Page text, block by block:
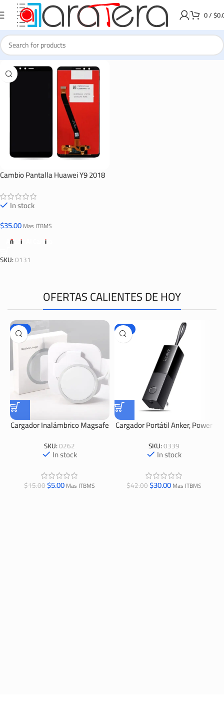
0/$
Cambio Pantalla Huawei Y9 2018
In stock
$35.00Mas ITBMS
Añadir Al Carrito
SKU:0131
OFERTAS CALIENTES DE HOY
-67%
Cargador Inalámbrico Magsafe
SKU:0262
In stock
$15.00$5.00Mas ITBMS
-29%
Cargador Portátil Anker, Power
5K).
SKU:0339
In stock
$42.00$30.00Mas ITBMS